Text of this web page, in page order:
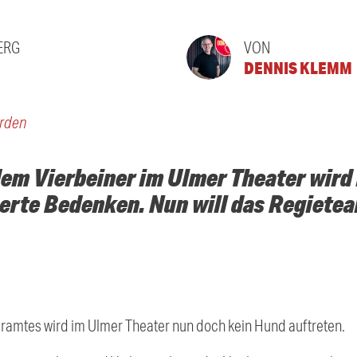
VON
DENNIS KLEMM
Vierbeiner im Ulmer Theater
Bedenken. Nun will das
wird im Ulmer Theater nun doch kein Hund auftreten.